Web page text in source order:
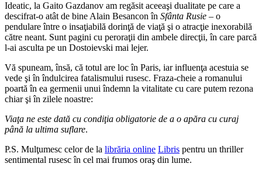
Ideatic, la Gaito Gazdanov am regăsit aceeaşi dualitate pe care a
descifrat-o atât de bine Alain Besancon în Sfânta Rusie – o
pendulare între o insaţiabilă dorinţă de viaţă şi o atracţie inexorabilă
către neant. Sunt pagini cu peroraţii din ambele direcţii, în care parcă
l-ai asculta pe un Dostoievski mai lejer.
Vă spuneam, însă, că totul are loc în Paris, iar influenţa acestuia se
vede şi în îndulcirea fatalismului rusesc. Fraza-cheie a romanului
poartă în ea germenii unui îndemn la vitalitate cu care putem rezona
chiar şi în zilele noastre:
Viaţa ne este dată cu condiţia obligatorie de a o apăra cu curaj
până la ultima suflare.
P.S. Mulţumesc celor de la librăria online Libris pentru un thriller
sentimental rusesc în cel mai frumos oraş din lume.